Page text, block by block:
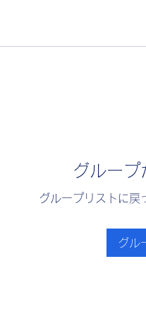
グループ
グループリストに戻
グル